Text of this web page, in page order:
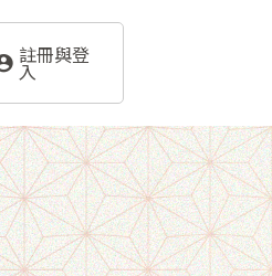
註冊與登
入